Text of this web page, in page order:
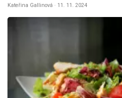
Kateřina Gallinová · 11. 11. 2024